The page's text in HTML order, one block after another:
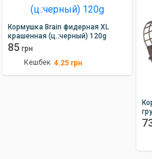
Кормушка Brain фидерная XL
крашенная (ц.:черный) 120g
85 грн
Кешбек4.25 грн